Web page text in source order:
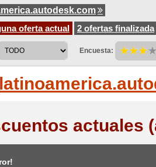
oferta actual
2 ofertas finalizada
Encuesta:
actuales